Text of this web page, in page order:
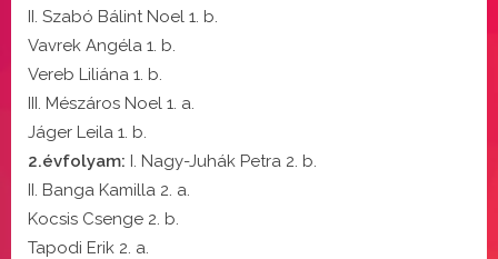
II. Szabó Bálint Noel 1. b.
Vavrek Angéla 1. b.
Vereb Liliána 1. b.
III. Mészáros Noel 1. a.
Jáger Leila 1. b.
2.évfolyam: I. Nagy-Juhák Petra 2. b.
II. Banga Kamilla 2. a.
Kocsis Csenge 2. b.
Tapodi Erik 2. a.